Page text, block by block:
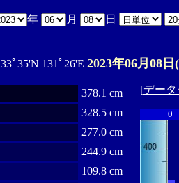
年 月 日
33ﾟ35'N 131ﾟ26'E 2023年06月08日
378.1 cm
328.5 cm
277.0 cm
244.9 cm
109.8 cm
[デー
0